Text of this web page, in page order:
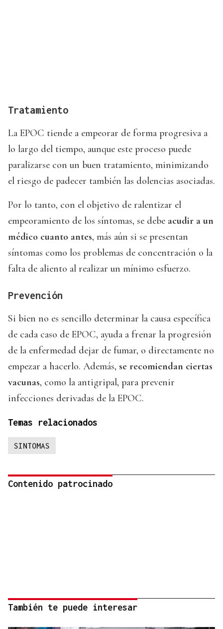
Tratamiento
La EPOC tiende a empeorar de forma progresiva a
lo largo del tiempo, aunque este proceso puede
paralizarse con un buen tratamiento, minimizando
el riesgo de padecer también las dolencias asociadas.
Por lo tanto, con el objetivo de ralentizar el
empeoramiento de los síntomas, se debe acudir a un
médico cuanto antes, más aún si se presentan
síntomas como los problemas de concentración o la
falta de aliento al realizar un mínimo esfuerzo.
Prevención
Si bien no es sencillo determinar la causa específica
de cada caso de EPOC, ayuda a frenar la progresión
de la enfermedad dejar de fumar, o directamente no
empezar a hacerlo. Además, se recomiendan ciertas
vacunas, como la antigripal, para prevenir
infecciones derivadas de la EPOC.
Temas relacionados
SINTOMAS
Contenido patrocinado
También te puede interesar